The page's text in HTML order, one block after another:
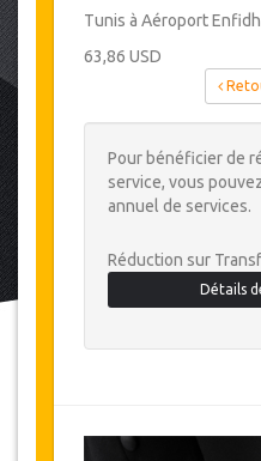
Tunis à Aéroport
63,86 USD
Pour bénéficier de
service, vous
annuel de services.
Réduction sur
Détails